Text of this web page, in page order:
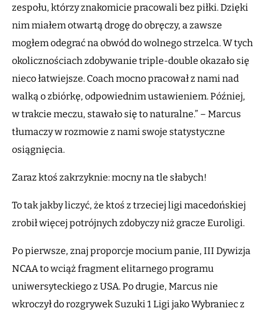
zespołu, którzy znakomicie pracowali bez piłki. Dzięki
nim miałem otwartą drogę do obręczy, a zawsze
mogłem odegrać na obwód do wolnego strzelca. W tych
okolicznościach zdobywanie triple-double okazało się
nieco łatwiejsze. Coach mocno pracował z nami nad
walką o zbiórkę, odpowiednim ustawieniem. Później,
w trakcie meczu, stawało się to naturalne.” – Marcus
tłumaczy w rozmowie z nami swoje statystyczne
osiągnięcia.
Zaraz ktoś zakrzyknie: mocny na tle słabych!
To tak jakby liczyć, że ktoś z trzeciej ligi macedońskiej
zrobił więcej potrójnych zdobyczy niż gracze Euroligi.
Po pierwsze, znaj proporcje mocium panie, III Dywizja
NCAA to wciąż fragment elitarnego programu
uniwersyteckiego z USA. Po drugie, Marcus nie
wkroczył do rozgrywek Suzuki 1 Ligi jako Wybraniec z